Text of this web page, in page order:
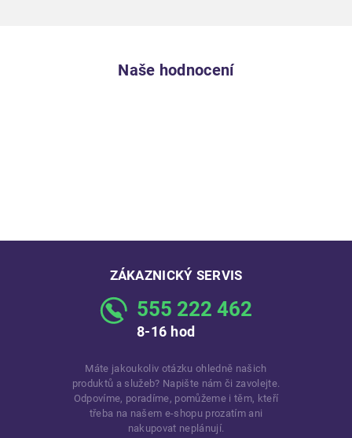
Naše hodnocení
ZÁKAZNICKÝ SERVIS
555 222 462
8-16 hod
Máte jakoukoliv otázku ohledně našich
produktů a služeb? Napište nám či zavolejte.
Odpovíme, poradíme, pomůžeme i těm, kteří
třeba na našem e-shopu prozatím ani
nakupovat neplánují.